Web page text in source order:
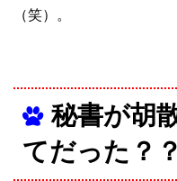
（笑）。
秘書が胡
てだった？？